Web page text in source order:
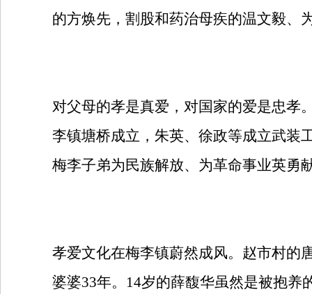
的方焕先，割股和药治母疾的温文毅、
对父母的孝是真爱，对国家的爱是忠孝
李镇塘桥成立，朱英、徐政等成立武装
梅李子弟为民族解放、为革命事业英勇
孝爱文化在梅李镇蔚然成风。赵市村的
婆婆33年。14岁的薛馥华虽然是被抱